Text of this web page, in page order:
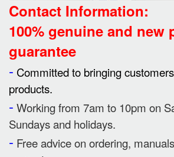
Contact Information:
100% genuine and new
guarantee
- Committed to bringing
products.
- Working from 7am to 10pm on
Sundays and holidays.
- Free advice on ordering,